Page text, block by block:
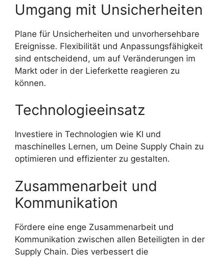
Umgang mit Unsicherheiten
Plane für Unsicherheiten und unvorhersehbare
Ereignisse. Flexibilität und Anpassungsfähigkeit
sind entscheidend, um auf Veränderungen im
Markt oder in der Lieferkette reagieren zu
können.
Technologieeinsatz
Investiere in Technologien wie KI und
maschinelles Lernen, um Deine Supply Chain zu
optimieren und effizienter zu gestalten.
Zusammenarbeit und
Kommunikation
Fördere eine enge Zusammenarbeit und
Kommunikation zwischen allen Beteiligten in der
Supply Chain. Dies verbessert die